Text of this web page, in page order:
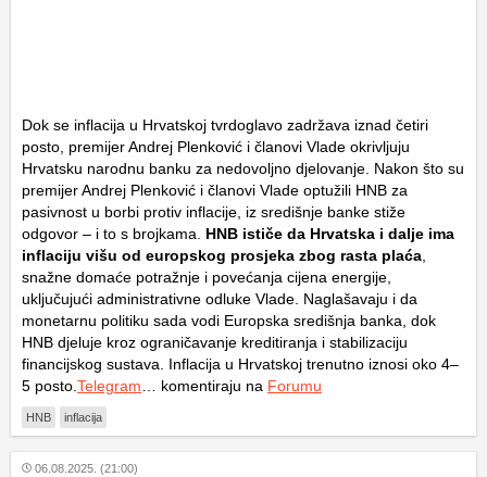
Dok se inflacija u Hrvatskoj tvrdoglavo zadržava iznad četiri
posto, premijer Andrej Plenković i članovi Vlade okrivljuju
Hrvatsku narodnu banku za nedovoljno djelovanje. Nakon što su
premijer Andrej Plenković i članovi Vlade optužili HNB za
pasivnost u borbi protiv inflacije, iz središnje banke stiže
odgovor – i to s brojkama. HNB ističe da Hrvatska i dalje ima
inflaciju višu od europskog prosjeka zbog rasta plaća
snažne domaće potražnje i povećanja cijena energije,
uključujući administrativne odluke Vlade. Naglašavaju i da
monetarnu politiku sada vodi Europska središnja banka, dok
HNB djeluje kroz ograničavanje kreditiranja i stabilizaciju
financijskog sustava. Inflacija u Hrvatskoj trenutno iznosi oko 4–
5 posto. Telegram … komentiraju na Forumu
HNB inflacija
06.08.2025. (21:00)